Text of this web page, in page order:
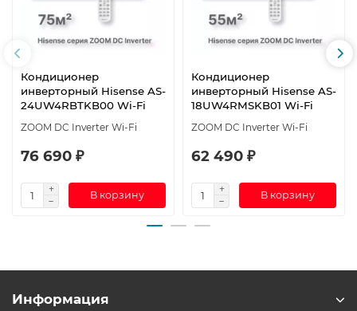
Кондиционер
инверторный Hisense AS-
24UW4RBTKB00 Wi-Fi
ZOOM DC Inverter Wi-Fi
76 690 ₽
В корзину
Кондиционер
инверторный Hisense AS-
18UW4RMSKB01 Wi-Fi
ZOOM DC Inverter Wi-Fi
62 490 ₽
В корзину
Информация